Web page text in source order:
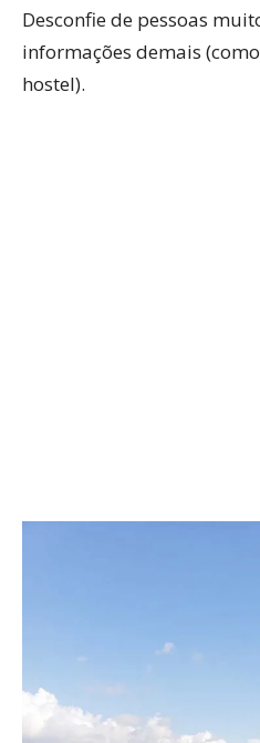
Desconfie de pessoas
informações demais
hostel).